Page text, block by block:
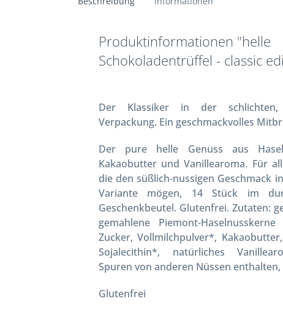
Produktinformationen "helle
Schokoladentrüffel - classic
Der Klassiker in der schlichten,
Verpackung. Ein geschmackvolles
Der pure helle Genuss aus
Kakaobutter und Vanillearoma. Für
die den süßlich-nussigen Geschmack
Variante mögen, 14 Stück im
Geschenkbeutel. Glutenfrei. Zutaten:
gemahlene Piemont-
Zucker, Vollmilchpulver*,
Sojalecithin*, natürliches
Spuren von anderen Nüssen enthalten,
Glutenfrei